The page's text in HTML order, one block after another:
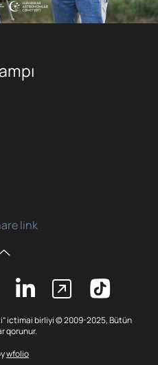
link
ictimai birliyi © 2009-2025, Bütün
qorunur.
wfolio